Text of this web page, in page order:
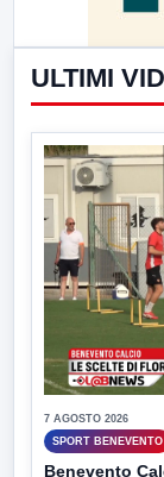
ULTIMI
7 AGOSTO 2026
SPORT BENEVENTO
Benevento